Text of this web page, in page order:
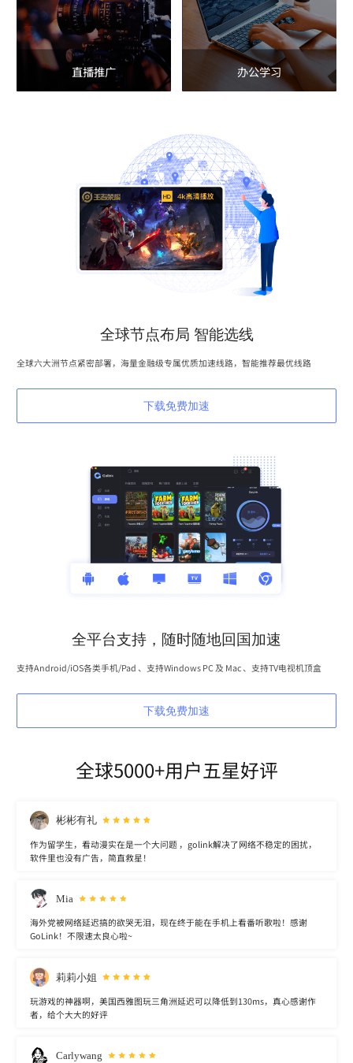
直播推广 办公学习
全球节点布局 智能选线
全球六大洲节点紧密部署，海量金融级专属优质加速线路，智能推荐最优线路
下载免费加速
全平台支持，随时随地回国加速
支持Android/iOS各类手机/Pad 、支持Windows PC 及 Mac 、支持TV电视机顶盒
下载免费加速
全球5000+用户五星好评
彬彬有礼
作为留学生，看动漫实在是一个大问题 ，golink解决了网络不稳定的困扰，
软件里也没有广告，简直救星！
Mia
海外党被网络延迟搞的欲哭无泪，现在终于能在手机上看番听歌啦！感谢
GoLink！不限速太良心啦~
莉莉小姐
玩游戏的神器啊，美国西雅图玩三角洲延迟可以降低到130ms，真心感谢作
者，给个大大的好评
Carlywang